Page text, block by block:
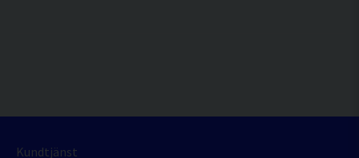
Kundtjänst